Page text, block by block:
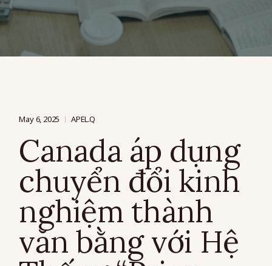
May 6, 2025 APEL.Q
Canada áp dụng
chuyển đổi kinh
nghiệm thành
văn bằng với Hệ